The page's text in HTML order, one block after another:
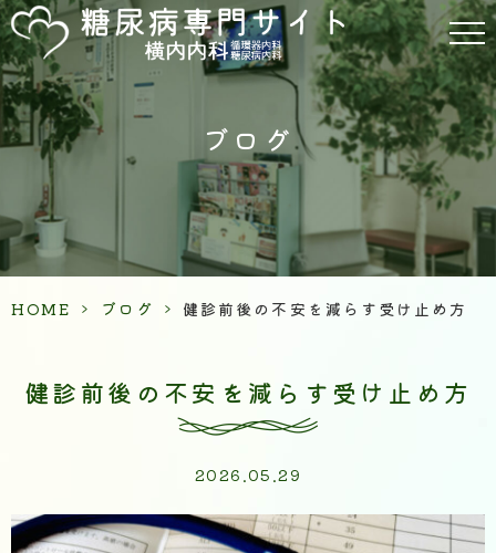
ブログ
HOME > ブログ > 健診前後の不安を減らす受け止め方
健診前後の不安を減らす受け止め方
2026.05.29